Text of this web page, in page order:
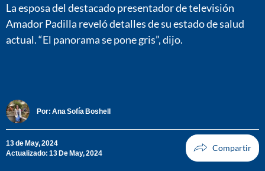
La esposa del destacado presentador de televisión
Amador Padilla reveló detalles de su estado de salud
actual. “El panorama se pone gris”, dijo.
Por: Ana Sofía Boshell
13 de May, 2024
Actualizado: 13 De May, 2024